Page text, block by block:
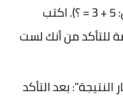
بسيط (عملية حسابية مثل: 5 + 3 = ؟). اكتب
للتأكد من أنك لست
بعد التأكد